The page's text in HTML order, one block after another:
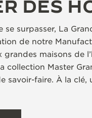
DES
surpasser, La
de notre
maisons de
collection Master
savoir-faire. À la